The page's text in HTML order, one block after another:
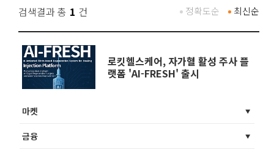
검색결과 총 1 건 최신순
정확도순
로킷헬스케어, 자가혈 활성 주사 플
랫폼 'AI-FRESH' 출시
마켓
금융